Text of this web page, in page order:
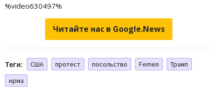
%video630497%
Читайте нас в Google.News
Теги: США протест посольство Femen
Трамп
ирма